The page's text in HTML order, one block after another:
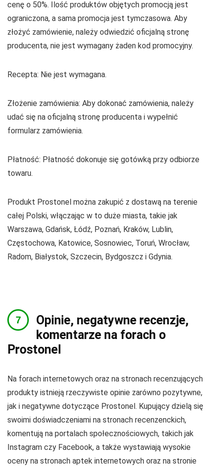
cenę o 50%. Ilość produktów objętych promocją jest
ograniczona, a sama promocja jest tymczasowa. Aby
złożyć zamówienie, należy odwiedzić oficjalną stronę
producenta, nie jest wymagany żaden kod promocyjny.
Recepta: Nie jest wymagana.
Złożenie zamówienia: Aby dokonać zamówienia, należy
udać się na oficjalną stronę producenta i wypełnić
formularz zamówienia.
Płatność: Płatność dokonuje się gotówką przy odbiorze
towaru.
Produkt Prostonel można zakupić z dostawą na terenie
całej Polski, włączając w to duże miasta, takie jak
Warszawa, Gdańsk, Łódź, Poznań, Kraków, Lublin,
Częstochowa, Katowice, Sosnowiec, Toruń, Wrocław,
Radom, Białystok, Szczecin, Bydgoszcz i Gdynia.
Opinie, negatywne recenzje,
komentarze na forach o
Prostonel
Na forach internetowych oraz na stronach recenzujących
produkty istnieją rzeczywiste opinie zarówno pozytywne,
jak i negatywne dotyczące Prostonel. Kupujący dzielą się
swoimi doświadczeniami na stronach recenzenckich,
komentują na portalach społecznościowych, takich jak
Instagram czy Facebook, a także wystawiają wysokie
oceny na stronach aptek internetowych oraz na stronie